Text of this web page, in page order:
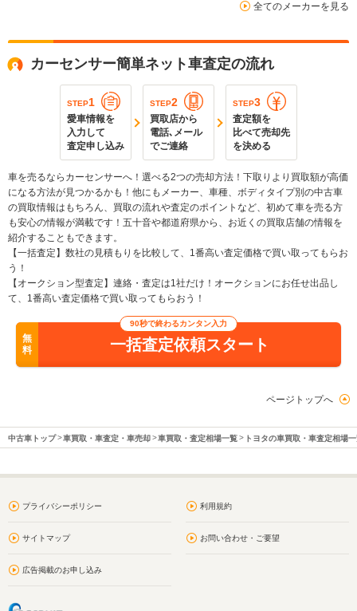
全てのメーカーを見る
カーセンサー簡単ネット車査定の流れ
STEP1
愛車情報を
入力して
査定申し込み
STEP2
買取店から
電話､メール
でご連絡
STEP3
査定額を
比べて売却先
を決める
車を売るならカーセンサーへ！選べる2つの売却方法！下取りより買取額が高価
になる方法が見つかるかも！他にもメーカー、車種、ボディタイプ別の中古車
の買取情報はもちろん、買取の流れや査定のポイントなど、初めて車を売る方
も安心の情報が満載です！五十音や都道府県から、お近くの買取店舗の情報を
紹介することもできます。
【一括査定】数社の見積もりを比較して、1番高い査定価格で買い取ってもらお
う！
【オークション型査定】連絡・査定は1社だけ！オークションにお任せ出品し
て、1番高い査定価格で買い取ってもらおう！
無
料
90秒で終わるカンタン入力
一括査定依頼スタート
ページトップへ
中古車トップ 車買取・車査定・車売却 車買取・査定相場一覧 トヨタの車買取・車査定相場
プライバシーポリシー 利用規約
サイトマップ お問い合わせ・ご要望
広告掲載のお申し込み